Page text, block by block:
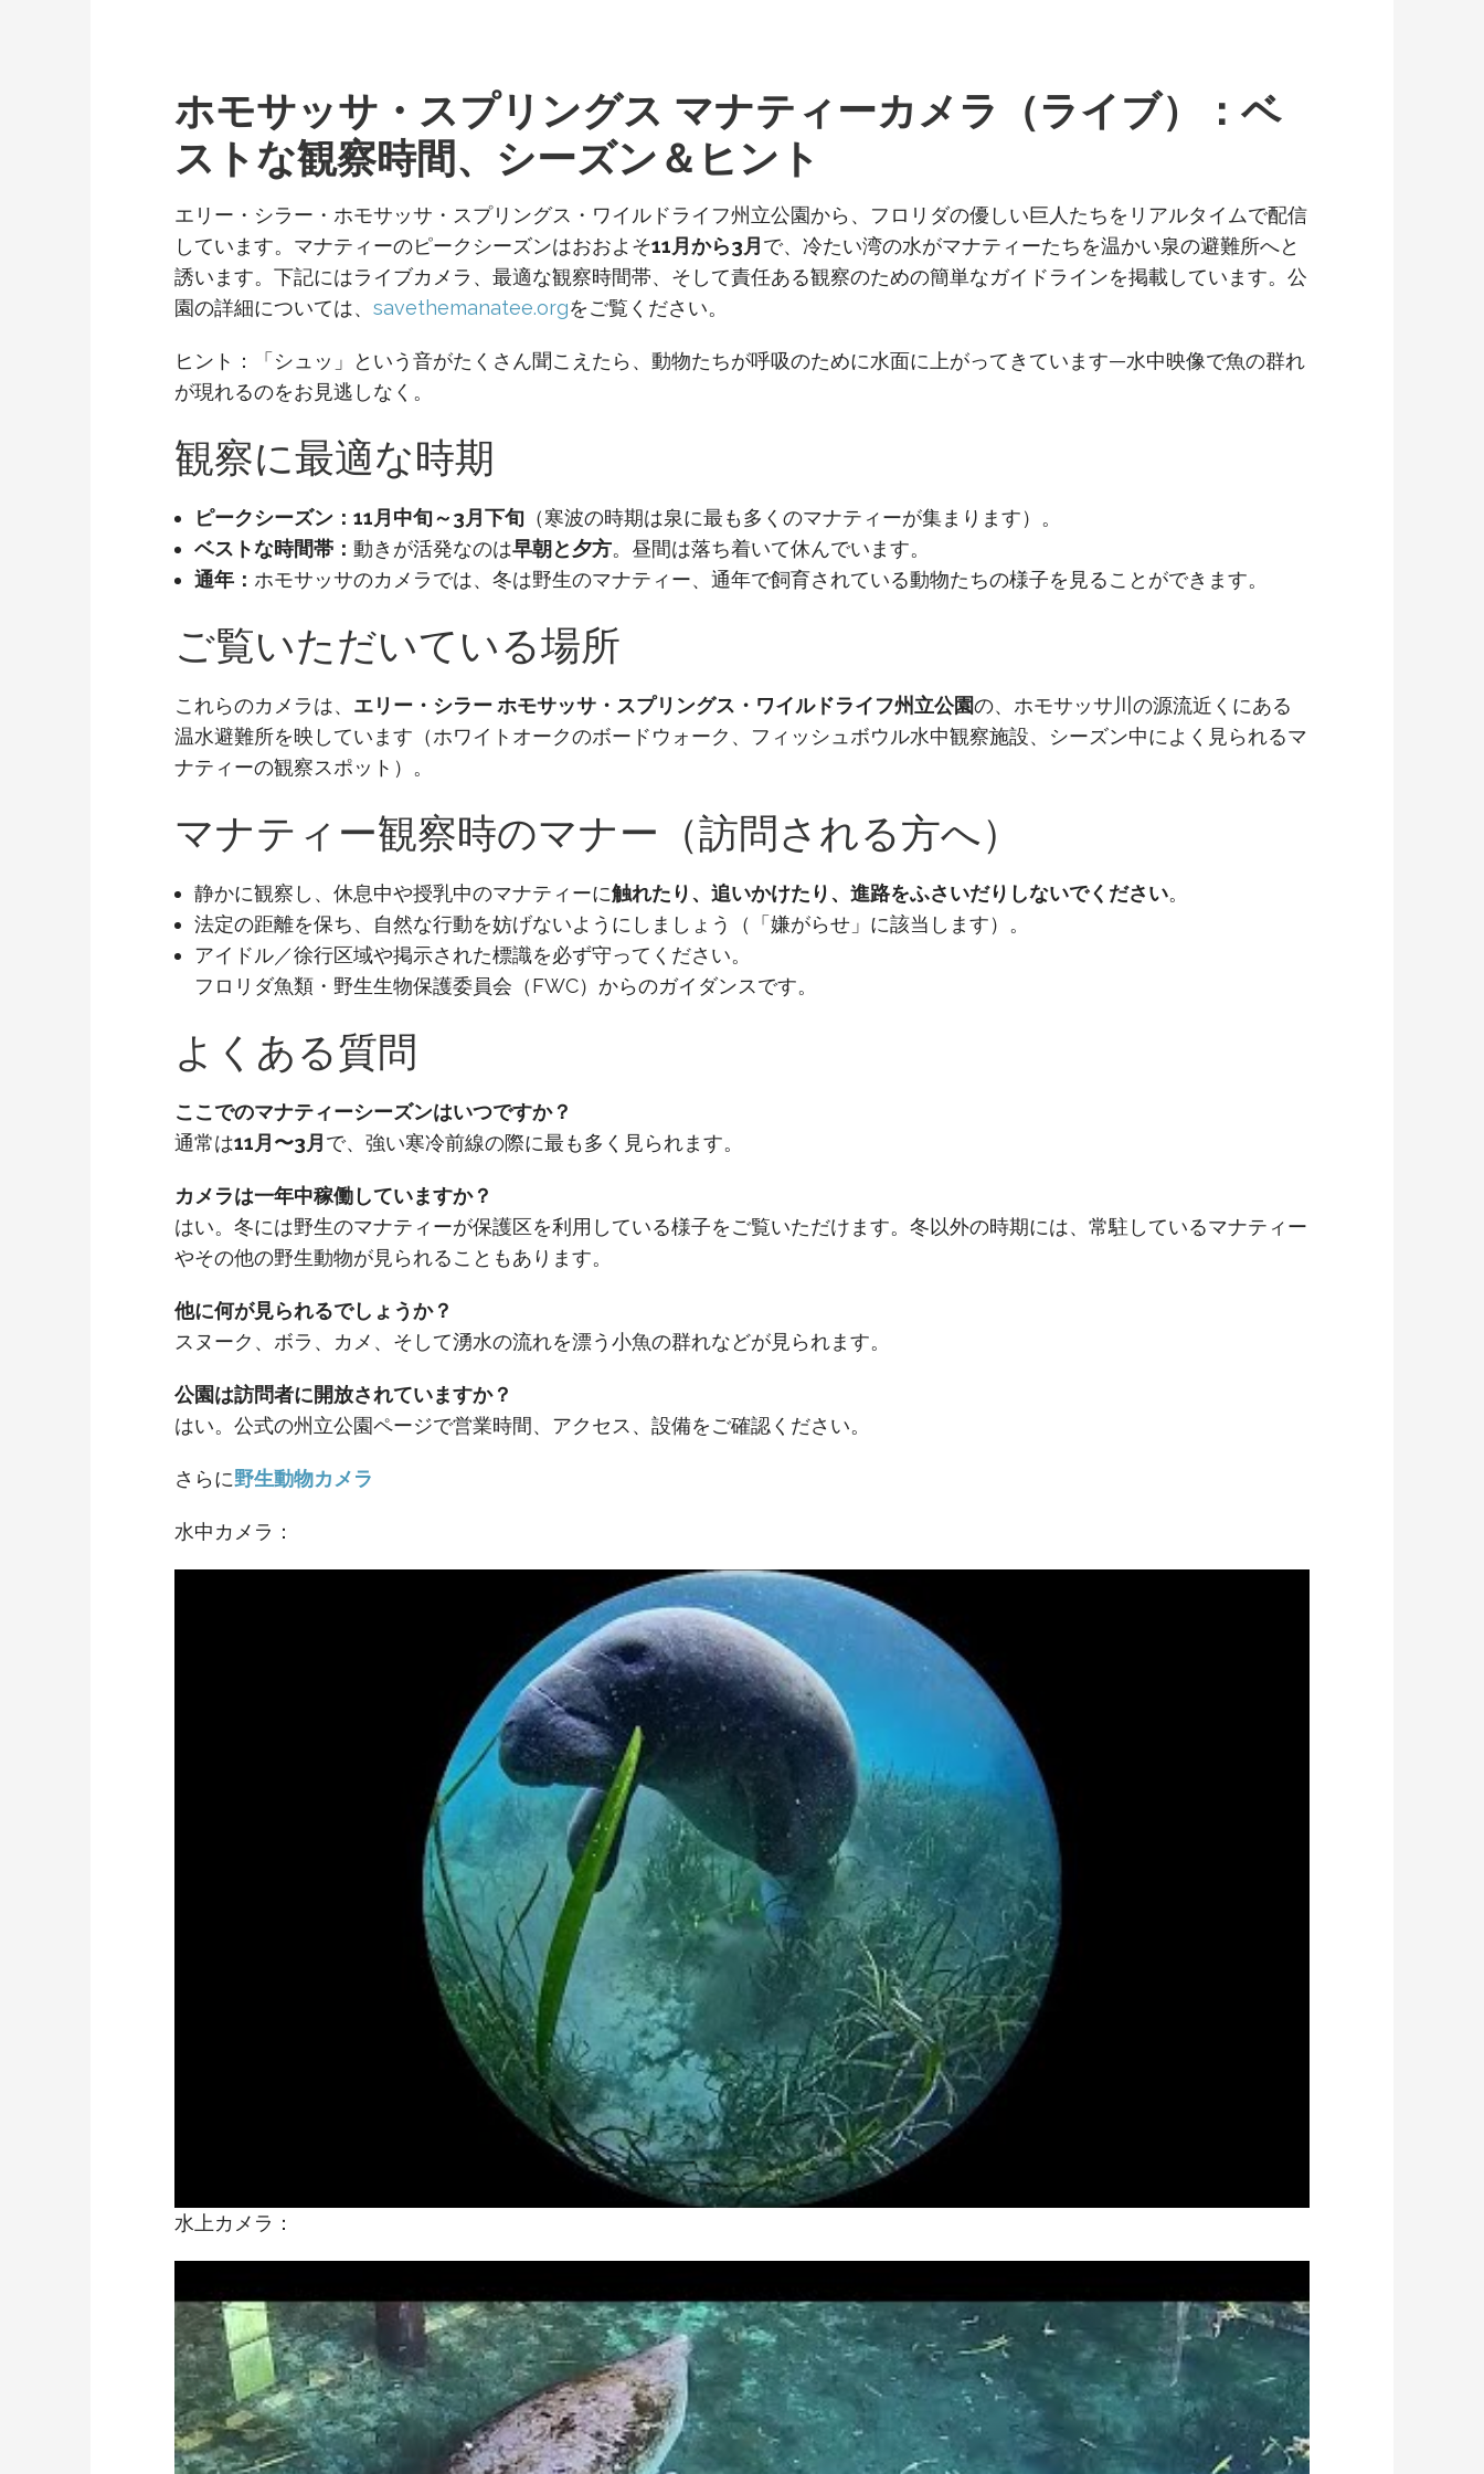
ホモサッサ・スプリングス マナティーカメラ（ライブ）：ベ
ストな観察時間、シーズン＆ヒント
エリー・シラー・ホモサッサ・スプリングス・ワイルドライフ州立公園から、フロリダの優しい巨人たちをリアルタイムで配信
しています。マナティーのピークシーズンはおおよそ11月から3月 で、冷たい湾の水がマナティーたちを温かい泉の避難所へと
誘います。下記にはライブカメラ、最適な観察時間帯、そして責任ある観察のための簡単なガイドラインを掲載しています。公
園の詳細については、 savethemanatee.orgをご覧ください。
ヒント：「シュッ」という音がたくさん聞こえたら、動物たちが呼吸のために水面に上がってきています—水中映像で魚の群れ
が現れるのをお見逃しなく。
観察に最適な時期
ピークシーズン： 11月中旬～3月下旬 （寒波の時期は泉に最も多くのマナティーが集まります）。
ベストな時間帯： 動きが活発なのは早朝と夕方。昼間は落ち着いて休んでいます。
通年： ホモサッサのカメラでは、冬は野生のマナティー、通年で飼育されている動物たちの様子を見ることができます。
ご覧いただいている場所
これらのカメラは、 エリー・シラー ホモサッサ・スプリングス・ワイルドライフ州立公園の、ホモサッサ川の源流近くにある
温水避難所を映しています（ホワイトオークのボードウォーク、フィッシュボウル水中観察施設、シーズン中によく見られるマ
ナティーの観察スポット）。
マナティー観察時のマナー（訪問される方へ）
静かに観察し、休息中や授乳中のマナティーに触れたり、追いかけたり、進路をふさいだりしないでください。
法定の距離を保ち、自然な行動を妨げないようにしましょう（「嫌がらせ」に該当します）。
アイドル／徐行区域や掲示された標識を必ず守ってください。
フロリダ魚類・野生生物保護委員会（FWC）からのガイダンスです。
よくある質問
ここでのマナティーシーズンはいつですか？
通常は11月〜3月 で、強い寒冷前線の際に最も多く見られます。
カメラは一年中稼働していますか？
はい。冬には野生のマナティーが保護区を利用している様子をご覧いただけます。冬以外の時期には、常駐しているマナティー
やその他の野生動物が見られることもあります。
他に何が見られるでしょうか？
スヌーク、ボラ、カメ、そして湧水の流れを漂う小魚の群れなどが見られます。
公園は訪問者に開放されていますか？
はい。公式の州立公園ページで営業時間、アクセス、設備をご確認ください。
さらに野生動物カメラ
水中カメラ：
水上カメラ：